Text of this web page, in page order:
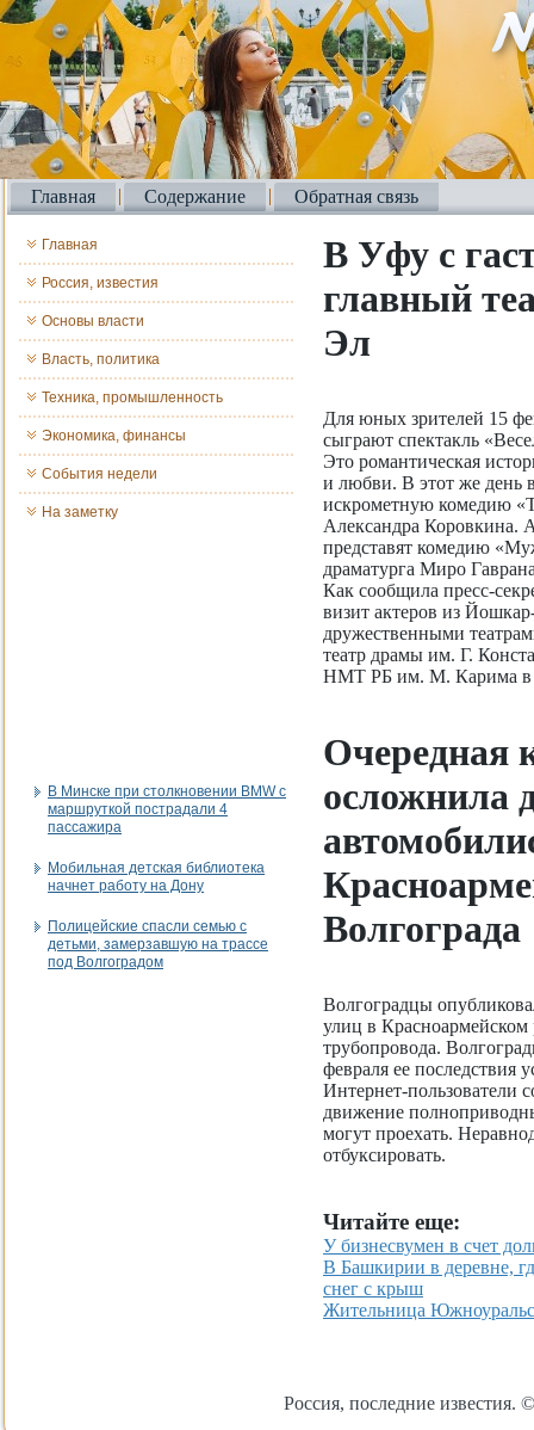
Главная Содержание Обратная связь
Главная
Россия, известия
Основы власти
Власть, политика
Техника, промышленность
Экономика, финансы
События недели
На заметку
В Минске при столкновении BMW с
маршруткой пострадали 4
пассажира
Мобильная детская библиотека
начнет работу на Дону
Полицейские спасли семью с
детьми, замерзавшую на трассе
под Волгоградом
В Уфу с
главный
Эл
Для юных зрителей 15
сыграют спектакль
Это романтическая
и любви. В этот же день
искрометную комедию
Александра Коровкина.
представят комедию
драматурга Миро
Как сообщила пресс-
визит актеров из
дружественными
театр драмы им. Г.
НМТ РБ им. М. Карима в
Очередная
осложнила
Волгограда
Волгоградцы
улиц в
трубопровода.
февраля ее последствия
Интернет-пользователи
движение
могут проехать.
отбуксировать.
Читайте еще:
У бизнесвумен в счет
В Башкирии в деревне,
снег с крыш
Жительница
Россия, последние известия.